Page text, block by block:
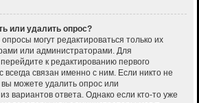
или удалить опрос?
могут редактироваться только их
или администраторами. Для
к редактированию первого
связан именно с ним. Если никто не
вы можете удалить опрос или
вариантов ответа. Однако если кто-то уже